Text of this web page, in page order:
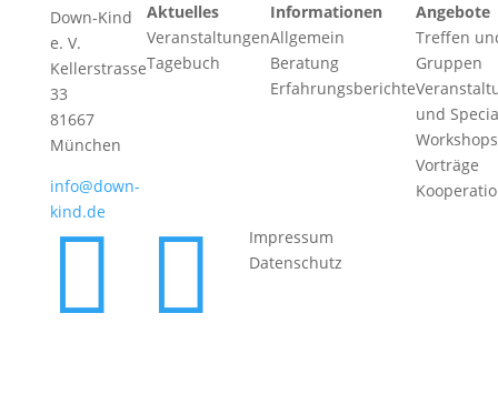
Down-Kind
e. V.
Kellerstrasse
33
81667
München
info@down-
kind.de
Aktuelles
Veranstaltungen
Tagebuch
Informationen
Allgemein
Beratung
Erfahrungsberichte
Angebote
Treffen
Gruppen
und
Vorträge
 
Impressum
Datenschutz